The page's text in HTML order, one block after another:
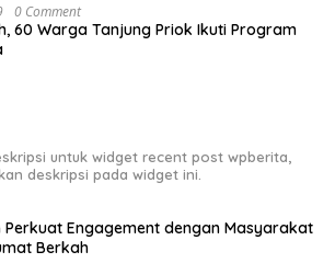
0 Comment
60 Warga Tanjung Priok Ikuti Program
untuk widget recent post wpberita,
deskripsi pada widget ini.
Perkuat Engagement dengan Masyarakat
Berkah